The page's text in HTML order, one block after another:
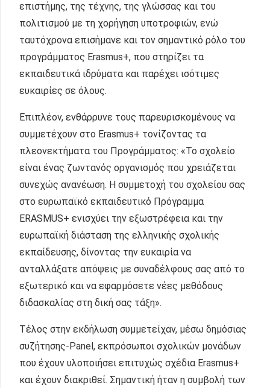
επιστήμης, της τέχνης, της γλώσσας και του
πολιτισμού με τη χορήγηση υποτροφιών, ενώ
ταυτόχρονα επισήμανε και τον σημαντικό ρόλο του
προγράμματος Erasmus+, που στηρίζει τα
εκπαιδευτικά ιδρύματα και παρέχει ισότιμες
ευκαιρίες σε όλους.
Επιπλέον, ενθάρρυνε τους παρευρισκομένους να
συμμετέχουν στο Erasmus+ τονίζοντας τα
πλεονεκτήματα του Προγράμματος: «Το σχολείο
είναι ένας ζωντανός οργανισμός που χρειάζεται
συνεχώς ανανέωση. Η συμμετοχή του σχολείου σας
στο ευρωπαϊκό εκπαιδευτικό Πρόγραμμα
ERASMUS+ ενισχύει την εξωστρέφεια και την
ευρωπαϊκή διάσταση της ελληνικής σχολικής
εκπαίδευσης, δίνοντας την ευκαιρία να
ανταλλάξατε απόψεις με συναδέλφους σας από το
εξωτερικό και να εφαρμόσετε νέες μεθόδους
διδασκαλίας στη δική σας τάξη».
Τέλος στην εκδήλωση συμμετείχαν, μέσω δημόσιας
συζήτησης-Panel, εκπρόσωποι σχολικών μονάδων
που έχουν υλοποιήσει επιτυχώς σχέδια Erasmus+
και έχουν διακριθεί. Σημαντική ήταν η συμβολή των